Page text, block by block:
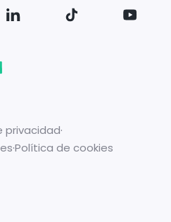
privacidad·
·Política de cookies